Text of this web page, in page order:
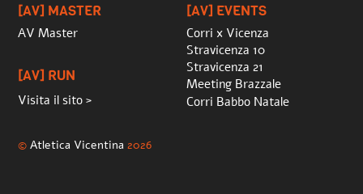
[AV] MASTER
AV Master
[AV] RUN
Visita il sito >
[AV] EVENTS
Corri x Vicenza
Stravicenza 10
Stravicenza 21
Meeting Brazzale
Corri Babbo Natale
©Atletica Vicentina 2026